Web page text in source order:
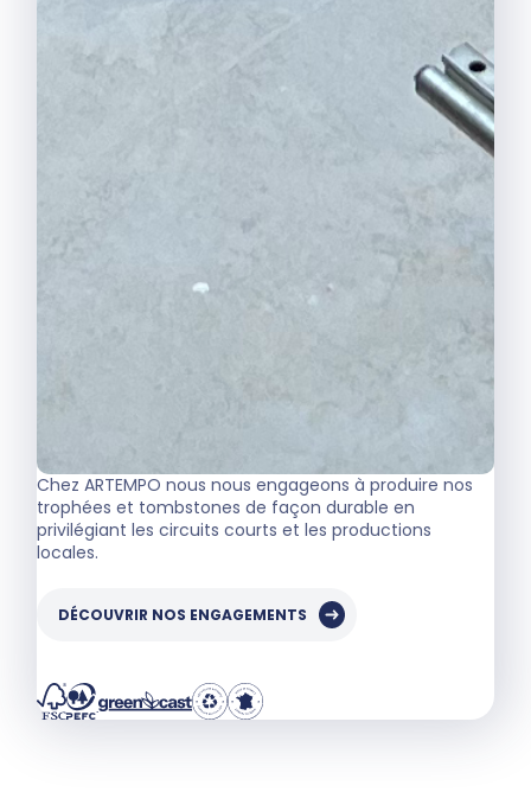
Chez ARTEMPO nous nous engageons à produire nos
trophées et tombstones de façon durable en
privilégiant les circuits courts et les productions
locales.
DÉCOUVRIR NOS ENGAGEMENTS